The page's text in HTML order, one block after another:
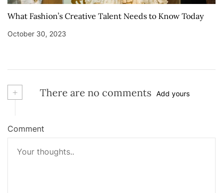
What Fashion’s Creative Talent Needs to Know Today
October 30, 2023
+ There are no comments Add yours
Comment